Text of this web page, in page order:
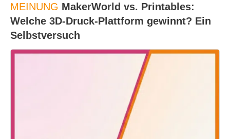
MEINUNG MakerWorld vs. Printables:
Welche 3D-Druck-Plattform gewinnt? Ein
Selbstversuch